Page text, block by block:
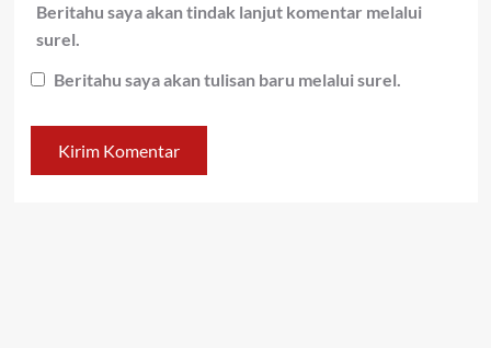
Beritahu saya akan tindak lanjut komentar melalui
surel.
Beritahu saya akan tulisan baru melalui surel.